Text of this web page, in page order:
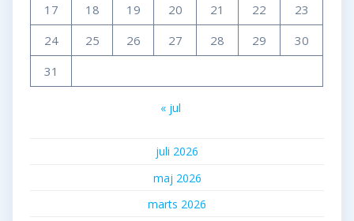
17
18 19 20 21 22
23
24
25 26 27 28 29
30
31
« jul
juli 2026
maj 2026
marts 2026